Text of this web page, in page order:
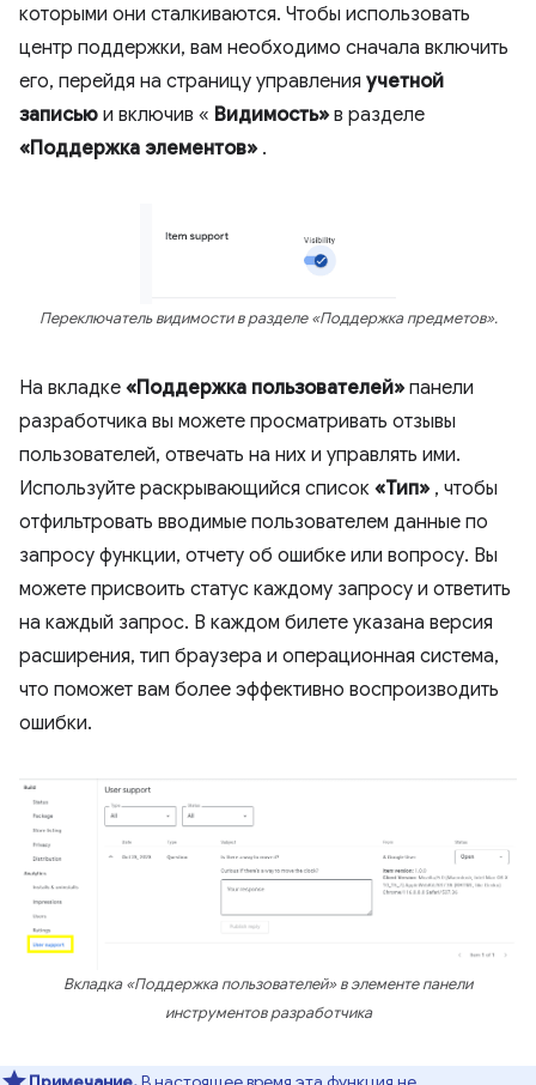
которыми они сталкиваются. Чтобы использовать
центр поддержки, вам необходимо сначала включить
его, перейдя на страницу управления учетной
записью и включив « Видимость» в разделе
«Поддержка элементов» .
Переключатель видимости в разделе «Поддержка предметов».
На вкладке «Поддержка пользователей» панели
разработчика вы можете просматривать отзывы
пользователей, отвечать на них и управлять ими.
Используйте раскрывающийся список «Тип» , чтобы
отфильтровать вводимые пользователем данные по
запросу функции, отчету об ошибке или вопросу. Вы
можете присвоить статус каждому запросу и ответить
на каждый запрос. В каждом билете указана версия
расширения, тип браузера и операционная система,
что поможет вам более эффективно воспроизводить
ошибки.
Вкладка «Поддержка пользователей» в элементе панели
инструментов разработчика